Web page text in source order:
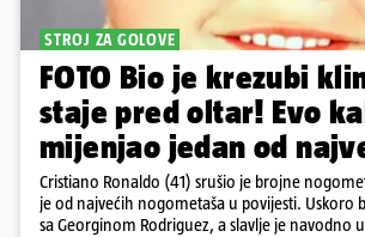
STROJ ZA GOLOVE
FOTO Bio je krezubi
staje pred oltar! Evo
mijenjao jedan od
Cristiano Ronaldo (41) srušio je brojne
je od najvećih nogometaša u povijesti. Uskoro
sa Georginom Rodriguez, a slavlje je navodno